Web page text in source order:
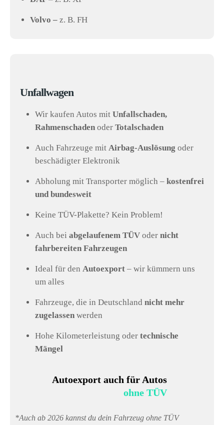
Volvo – z. B. FH
Unfallwagen
Wir kaufen Autos mit Unfallschaden,
Rahmenschaden oder Totalschaden
Auch Fahrzeuge mit Airbag-Auslösung oder
beschädigter Elektronik
Abholung mit Transporter möglich – kostenfrei
und bundesweit
Keine TÜV-Plakette? Kein Problem!
Auch bei abgelaufenem TÜV oder nicht
fahrbereiten Fahrzeugen
Ideal für den Autoexport – wir kümmern uns
um alles
Fahrzeuge, die in Deutschland nicht mehr
zugelassen werden
Hohe Kilometerleistung oder technische
Mängel
Autoexport auch für Autos
ohne TÜV
*Auch ab 2026 kannst du dein Fahrzeug ohne TÜV